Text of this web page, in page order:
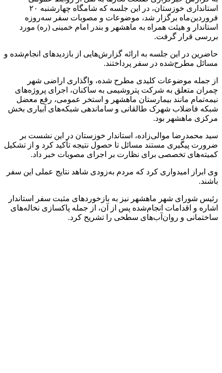
استانداری خوزستان، در این جلسه که شامگاه چهارشنبه ۲۰
فروردین‌ماه برگزار شد، موضوعات و مصوبات سفر سه‌روزه
استاندار و هیئت همراه به ماهشهر و بندر امام خمینی (ره) مورد
بررسی قرار گرفت.
حاضرین در این جلسه به ارائه گزارش‌هایی از بازدیدهای انجام‌شده و
مسائل مطرح‌شده در سفر پرداختند.
از جمله موضوعات کلیدی مطرح شده، واگذاری اراضی شهر
چمران متعلق به شرکت پتروشیمی به ساکنان، اجرای پروژه‌های
نیمه‌تمام مانند بیمارستان ماهشهر و استخر عمومی، رفع معضل
شبکه فاضلاب شهرک طالقانی و ساماندهی شبکه‌های آبیاری بخش
مرکزی ماهشهر بود.
سید محمدرضا موالی‌زاده، استاندار خوزستان در این نشست بر
ضرورت پیگیری مستند مسائل تا حصول نتیجه تأکید کرد و از تشکیل
کمیته‌های تخصصی برای نظارت بر اجرای مصوبات خبر داد.
وی ابراز امیدواری کرد که مردم به‌زودی شاهد نتایج عملی این سفر
باشند.
رئیس شورای شهر ماهشهر نیز به بازخوردهای مثبت سفر استاندار
اشاره و اقدامات انجام‌شده پس از آن، از جمله پاکسازی نخاله‌های
ساختمانی و روان‌آب‌های سطحی را تشریح کرد.